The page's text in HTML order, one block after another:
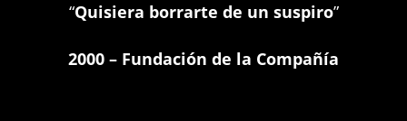
“Quisiera borrarte de un suspiro”
2000 – Fundación de la Compañía